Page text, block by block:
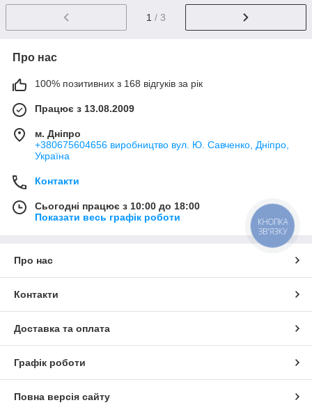
1 / 3
Про нас
100% позитивних з 168 відгуків за рік
Працює з 13.08.2009
м. Дніпро
+380675604656 виробництво вул. Ю. Савченко, Дніпро,
Україна
Контакти
Сьогодні працює з 10:00 до 18:00
Показати весь графік роботи
Про нас
Контакти
Доставка та оплата
Графік роботи
Повна версія сайту
КНОПКА
ЗВ'ЯЗКУ